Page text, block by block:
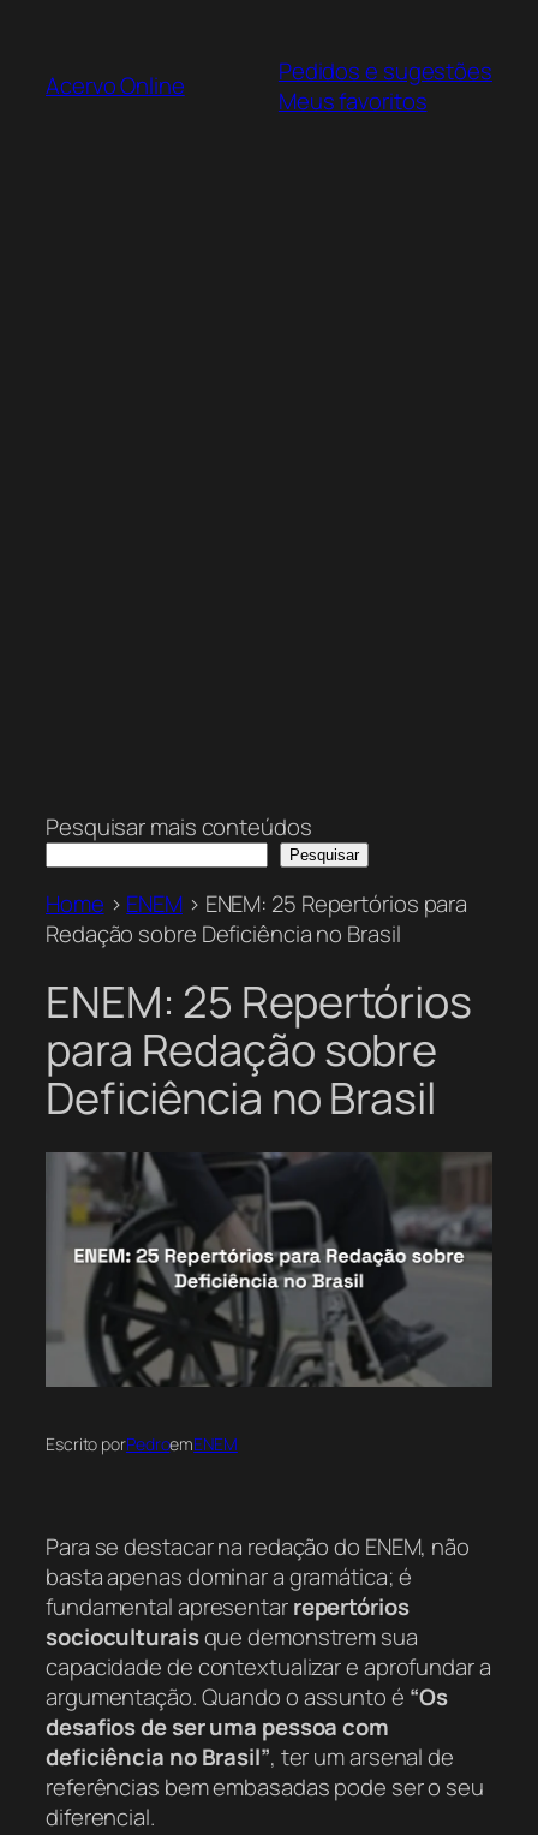
Acervo Online
Pedidos e sugestões
Meus favoritos
Pesquisar mais conteúdos
Pesquisar
Home > ENEM> ENEM: 25 Repertórios para
Redação sobre Deficiência no Brasil
ENEM: 25 Repertórios
para Redação sobre
Deficiência no Brasil
Escrito porPedroemENEM
Para se destacar na redação do ENEM, não
basta apenas dominar a gramática; é
fundamental apresentarrepertórios
socioculturaisque demonstrem sua
capacidade de contextualizar e aprofundar a
argumentação. Quando o assunto é “Os
desafios de ser uma pessoa com
deficiência no Brasil”, ter um arsenal de
referências bem embasadas pode ser o seu
diferencial.